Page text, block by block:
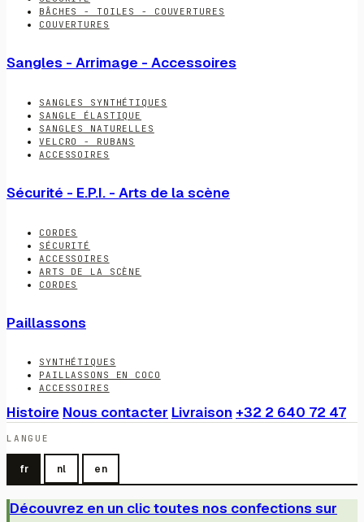
BÂCHES - TOILES - COUVERTURES
COUVERTURES
Sangles - Arrimage - Accessoires
SANGLES SYNTHÉTIQUES
SANGLE ÉLASTIQUE
SANGLES NATURELLES
VELCRO - RUBANS
ACCESSOIRES
Sécurité - E.P.I. - Arts de la scène
CORDES
SÉCURITÉ
ACCESSOIRES
ARTS DE LA SCÈNE
CORDES
Paillassons
SYNTHÉTIQUES
PAILLASSONS EN COCO
ACCESSOIRES
Histoire Nous contacter Livraison +32 2 640 72 47
LANGUE
fr nl en
Découvrez en un clic toutes nos confections sur